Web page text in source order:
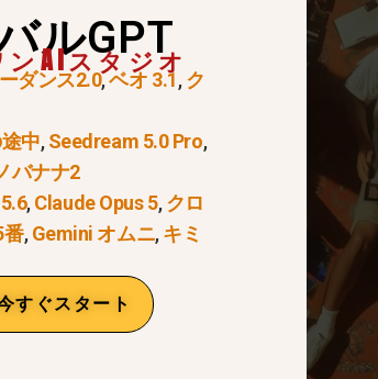
ルGPT
AIスタジオ
ダンス2.0,ベオ 3.1,ク
中,Seedream 5.0 Pro,
バナナ2
,Claude Opus 5,クロ
番,Gemini オムニ,キミ
すぐスタート